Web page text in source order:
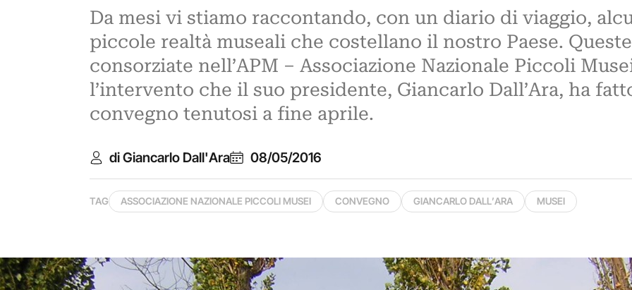
Da mesi vi stiamo raccontando, con un diario di viaggio,
piccole realtà museali che costellano il nostro Paese.
consorziate nell’APM – Associazione Nazionale Piccoli
l’intervento che il suo presidente, Giancarlo Dall’Ara, ha
convegno tenutosi a fine aprile.
di Giancarlo Dall'Ara 08/05/2016
TAG ASSOCIAZIONE NAZIONALE PICCOLI MUSEI CONVEGNO GIANCARLO DALL’ARA MUSEI